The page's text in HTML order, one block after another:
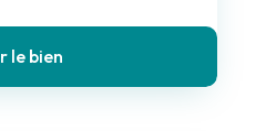
le bien